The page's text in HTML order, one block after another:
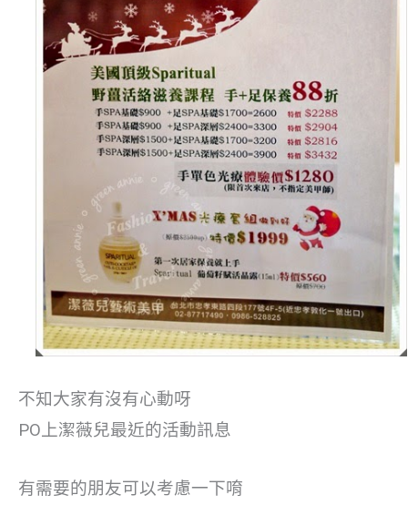
不知大家有沒有心動呀
PO上潔薇兒最近的活動訊息
有需要的朋友可以考慮一下唷